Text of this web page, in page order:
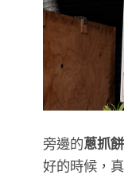
旁邊的蔥抓
好的時候，